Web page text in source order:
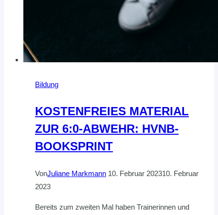
Bildung
KOSTENFREIES MATERIAL
ZUR 6:0-ABWEHR: HVNB-
BOOKSPRINT
VonJuliane Markmann 10. Februar 202310. Februar
2023
Bereits zum zweiten Mal haben Trainerinnen und